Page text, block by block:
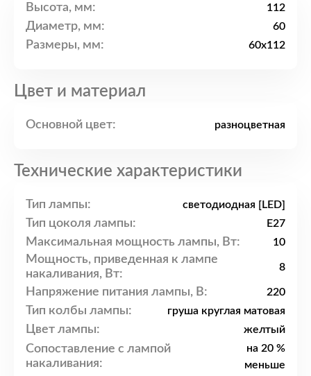
Высота, мм: 112
Диаметр, мм: 60
Размеры, мм: 60x112
Цвет и материал
Основной цвет: разноцветная
Технические характеристики
Тип лампы: светодиодная [LED]
Тип цоколя лампы: E27
Максимальная мощность лампы, Вт: 10
Мощность, приведенная к лампе
накаливания, Вт:
8
Напряжение питания лампы, В: 220
Тип колбы лампы: груша круглая матовая
Цвет лампы: желтый
Сопоставление с лампой
накаливания:
на 20 %
меньше